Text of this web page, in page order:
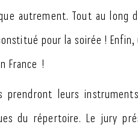
autrement. Tout au long
pour la soirée ! Enfin,
France !
prendront leurs
du répertoire. Le jury